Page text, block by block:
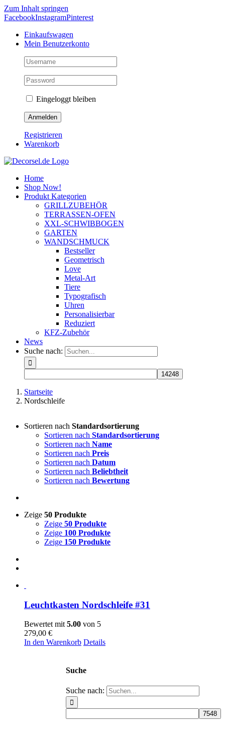
Zum Inhalt springen
FacebookInstagramPinterest
Einkaufswagen
Mein Benutzerkonto
Eingeloggt bleiben
Registrieren
Warenkorb
Home
Shop Now!
Produkt Kategorien
GRILLZUBEHÖR
TERRASSEN-OFEN
XXL-SCHWIBBOGEN
GARTEN
WANDSCHMUCK
Bestseller
Geometrisch
Love
Metal-Art
Tiere
Typografisch
Uhren
Personalisierbar
Reduziert
KFZ-Zubehör
News
Suche nach:
Startseite
Nordschleife
Sortieren nach Standardsortierung
Sortieren nach Standardsortierung
Sortieren nach Name
Sortieren nach Preis
Sortieren nach Datum
Sortieren nach Beliebtheit
Sortieren nach Bewertung
Zeige 50 Produkte
Zeige 50 Produkte
Zeige 100 Produkte
Zeige 150 Produkte
Leuchtkasten Nordschleife #31
Bewertet mit5.00 von 5
279,00 €
In den Warenkorb Details
Suche
Suche nach: